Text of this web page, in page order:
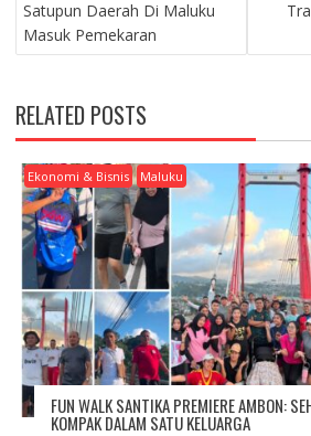
S
T
A
V
I
G
A
T
N
Satupun Daerah Di Maluku
Masuk Pemekaran
RELATED POSTS
Ekonomi & Bisnis Maluku
FUN WALK SANTIKA PREMIERE AMBON:
KOMPAK DALAM SATU KELUARGA